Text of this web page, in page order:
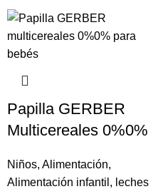
Papilla GERBER
Multicereales 0%0%
Niños, Alimentación,
Alimentación infantil , leches